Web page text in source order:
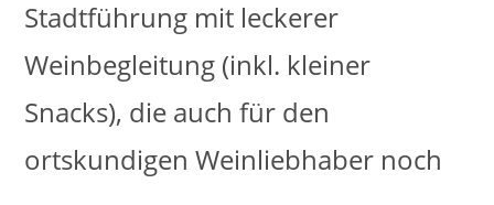
Stadtführung mit leckerer
Weinbegleitung (inkl. kleiner
Snacks), die auch für den
ortskundigen Weinliebhaber noch